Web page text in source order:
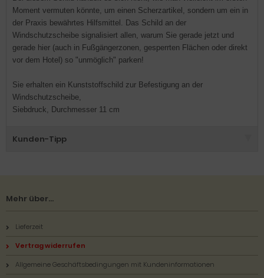
Moment vermuten könnte, um einen Scherzartikel, sondern um ein in
der Praxis bewährtes Hilfsmittel. Das Schild an der
Windschutzscheibe signalisiert allen, warum Sie gerade jetzt und
gerade hier (auch in Fußgängerzonen, gesperrten Flächen oder direkt
vor dem Hotel) so "unmöglich" parken!
Sie erhalten ein Kunststoffschild zur Befestigung an der
Windschutzscheibe,
Siebdruck, Durchmesser 11 cm
Kunden-Tipp
Mehr über...
Lieferzeit
Vertrag widerrufen
Allgemeine Geschäftsbedingungen mit Kundeninformationen